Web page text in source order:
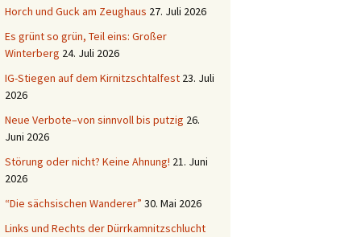
Horch und Guck am Zeughaus 27. Juli 2026
Es grünt so grün, Teil eins: Großer
Winterberg 24. Juli 2026
IG-Stiegen auf dem Kirnitzschtalfest 23. Juli
2026
Neue Verbote–von sinnvoll bis putzig 26.
Juni 2026
Störung oder nicht? Keine Ahnung! 21. Juni
2026
“Die sächsischen Wanderer” 30. Mai 2026
Links und Rechts der Dürrkamnitzschlucht